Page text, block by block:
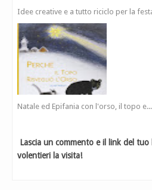
Idee creative e a tutto riciclo per la
Natale ed Epifania con l'orso, il topo e...
Lascia un commento e il link del
volentieri la visita!